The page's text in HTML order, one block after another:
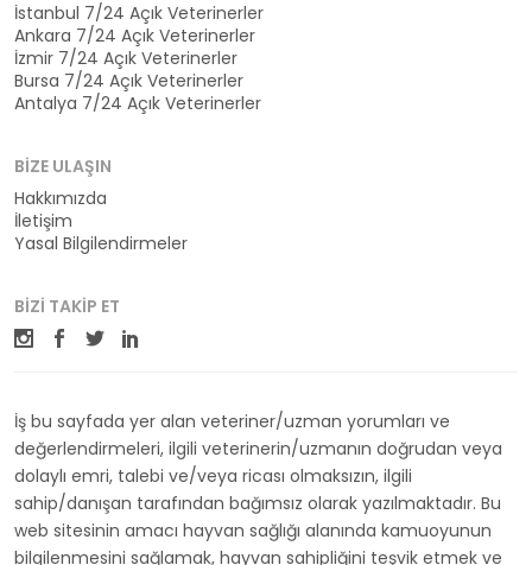
İstanbul 7/24 Açık Veterinerler
Ankara 7/24 Açık Veterinerler
İzmir 7/24 Açık Veterinerler
Bursa 7/24 Açık Veterinerler
Antalya 7/24 Açık Veterinerler
BIZE ULAŞIN
Hakkımızda
İletişim
Yasal Bilgilendirmeler
BIZI TAKIP ET
İş bu sayfada yer alan veteriner/uzman yorumları ve
değerlendirmeleri, ilgili veterinerin/uzmanın doğrudan veya
dolaylı emri, talebi ve/veya ricası olmaksızın, ilgili
sahip/danışan tarafından bağımsız olarak yazılmaktadır. Bu
web sitesinin amacı hayvan sağlığı alanında kamuoyunun
bilgilenmesini sağlamak, hayvan sahipliğini teşvik etmek ve